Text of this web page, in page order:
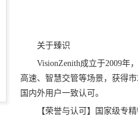
关于臻识
VisionZenith成立于2009年
高速、智慧交管等场景，获得
国内外用户一致认可。
【荣誉与认可】国家级专